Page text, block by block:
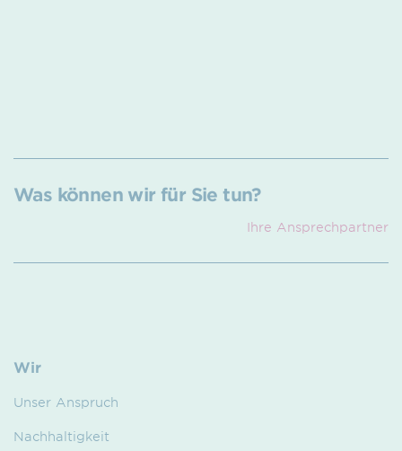
Was können wir für Sie tun?
Ihre Ansprech­partner
Wir
Unser Anspruch
Nachhaltigkeit